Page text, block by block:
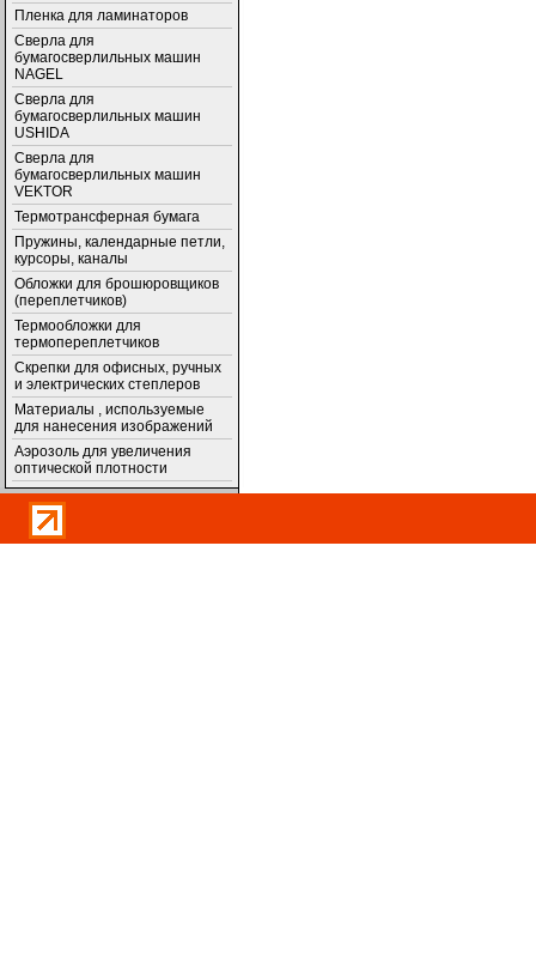
Пленка для ламинаторов
Сверла для
бумагосверлильных машин
NAGEL
Сверла для
бумагосверлильных машин
USHIDA
Cверла для
бумагосверлильных машин
VEKTOR
Термотрансферная бумага
Пружины, календарные петли,
курсоры, каналы
Обложки для брошюровщиков
(переплетчиков)
Термообложки для
термопереплетчиков
Скрепки для офисных, ручных
и электрических степлеров
Материалы , используемые
для нанесения изображений
Аэрозоль для увеличения
оптической плотности